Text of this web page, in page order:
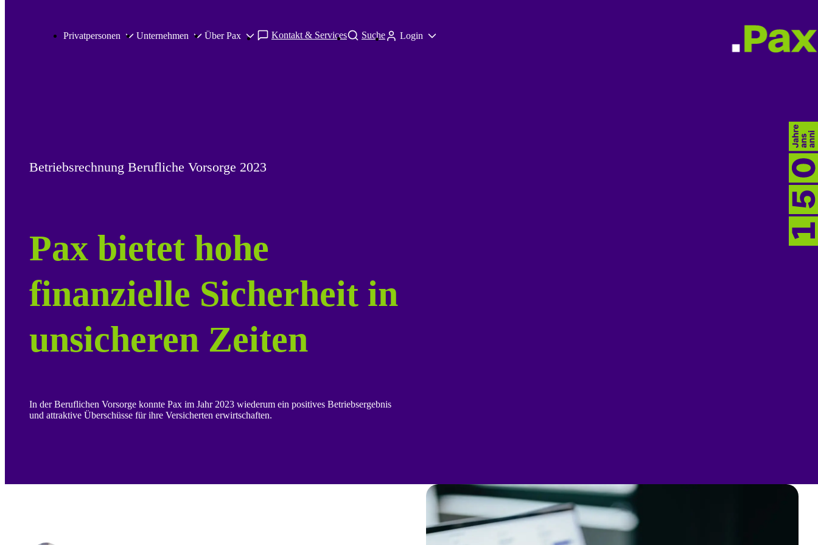
Privatpersonen Unternehmen Über Pax Kontakt & Services Suche Login
Betriebsrechnung Berufliche Vorsorge 2023
Pax bietet hohe
finanzielle Sicherheit in
unsicheren Zeiten
In der Beruflichen Vorsorge konnte Pax im Jahr 2023 wiederum ein positives Betriebsergebnis
und attraktive Überschüsse für ihre Versicherten erwirtschaften.